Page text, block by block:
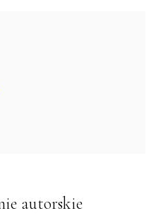
autorskie